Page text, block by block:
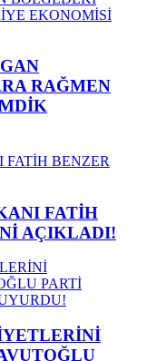
RAĞMEN
FATİH
AÇIKLADI!